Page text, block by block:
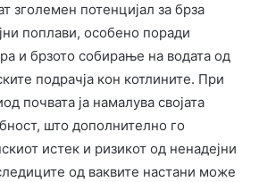
зголемен потенцијал за брза
поплави, особено поради
и брзото собирање на водата од
подрачја кон котлините. При
почвата ја намалува својата
што дополнително го
истек и ризикот од ненадејни
од ваквите настани може